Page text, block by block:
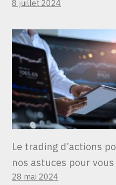
8 juillet 2024
Le trading d’actions
nos astuces pour
28 mai 2024